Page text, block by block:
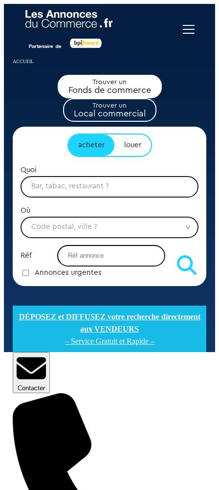
ACCUEIL
Trouver un
Fonds de commerce
Trouver un
Local commercial
acheter louer
Quoi
Où
Réf
Annonces urgentes
DÉPOSEZ et DIFFUSEZ votre recherche directement
aux VENDEURS
– Service Gratuit et Rapide –
Contacter
Panneau de gestion des cookies